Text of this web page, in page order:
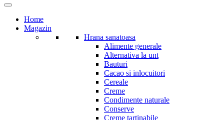
Home
Magazin
Hrana sanatoasa
Alimente generale
Alternativa la unt
Bauturi
Cacao si inlocuitori
Cereale
Creme
Condimente naturale
Conserve
Creme tartinabile